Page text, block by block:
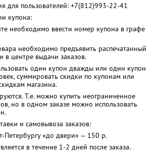
для пользователей: +7(812)993-22-41
купона:
необходимо ввести номер купона в графе
необходимо предъявить распечатанный
в центре выдачи заказов.
один купон дважды или один купон
суммировать скидки по купонам или
магазина.
Т.е. можно купить неограниченное
но в одном заказе можно использовать
и самовывоза заказов:
Петербургу «до двери» — 150 р.
в течение 1-2 дней после заказа.